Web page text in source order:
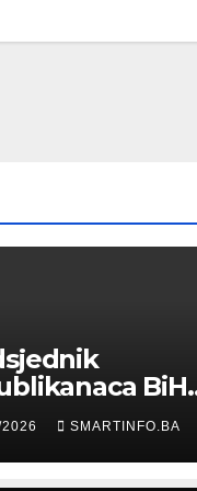
BiH
GaraplijaSMARTINFO.BA